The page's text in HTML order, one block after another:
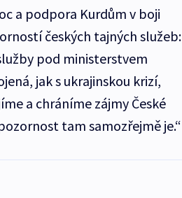
a podpora Kurdům v boji
českých tajných služeb:
pod ministerstvem
jak s ukrajinskou krizí,
a chráníme zájmy České
tam samozřejmě je.“